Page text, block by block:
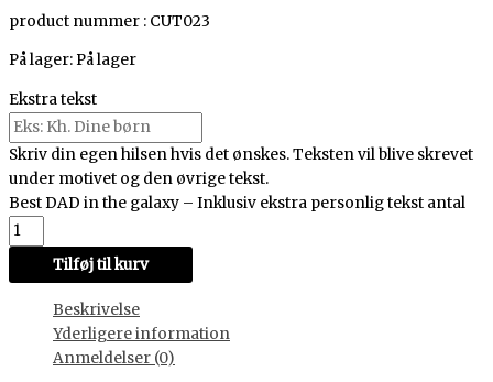
product nummer : CUT023
På lager: På lager
Ekstra tekst
Skriv din egen hilsen hvis det ønskes. Teksten vil blive skrevet
under motivet og den øvrige tekst.
Best DAD in the galaxy – Inklusiv ekstra personlig tekst antal
Tilføj til kurv
Beskrivelse
Yderligere information
Anmeldelser (0)